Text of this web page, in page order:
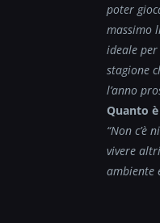
poter
massimo
ideale
stagione
l’anno
Quanto
“Non c’è
vivere
ambiente